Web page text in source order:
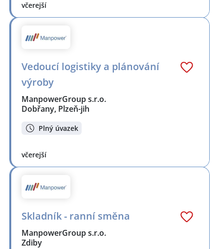
včerejší
Vedoucí logistiky a plánování
výroby
ManpowerGroup s.r.o.
Dobřany, Plzeň-jih
Plný úvazek
včerejší
Skladník - ranní směna
ManpowerGroup s.r.o.
Zdiby